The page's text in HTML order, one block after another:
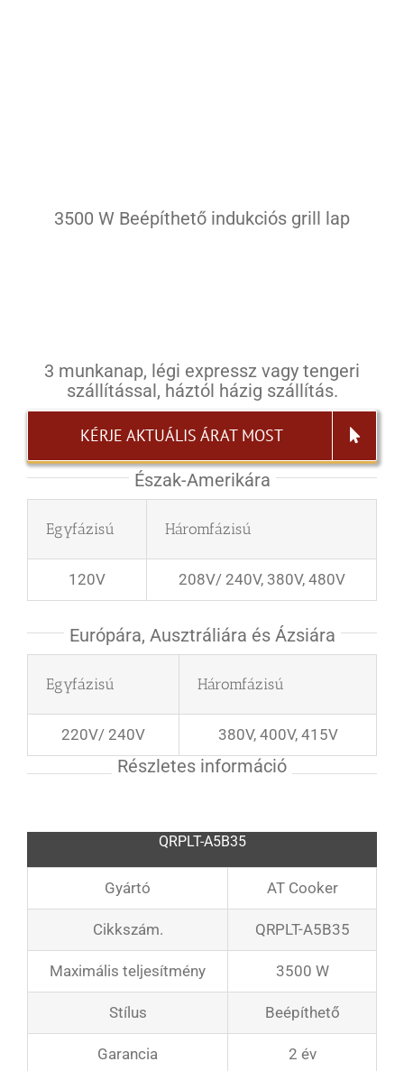
Kapcsolat
3500 W Beépíthető indukciós grill lap
3 munkanap, légi expressz vagy tengeri
szállítással, háztól házig szállítás.
KÉRJE AKTUÁLIS ÁRAT MOST
Észak-Amerikára
Egyfázisú Háromfázisú
120V 208V/ 240V, 380V, 480V
Európára, Ausztráliára és Ázsiára
Egyfázisú Háromfázisú
220V/ 240V 380V, 400V, 415V
Részletes információ
QRPLT-A5B35
Gyártó AT Cooker
Cikkszám. QRPLT-A5B35
Maximális teljesítmény 3500 W
Stílus Beépíthető
Garancia 2 év